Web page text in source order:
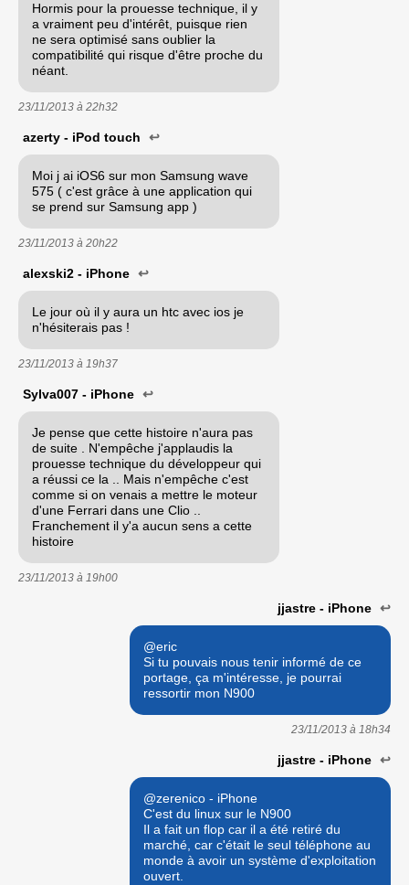
Hormis pour la prouesse technique, il y
a vraiment peu d'intérêt, puisque rien
ne sera optimisé sans oublier la
compatibilité qui risque d'être proche du
néant.
23/11/2013 à 22h32
azerty - iPod touch ↩
Moi j ai iOS6 sur mon Samsung wave
575 ( c'est grâce à une application qui
se prend sur Samsung app )
23/11/2013 à 20h22
alexski2 - iPhone ↩
Le jour où il y aura un htc avec ios je
n'hésiterais pas !
23/11/2013 à 19h37
Sylva007 - iPhone ↩
Je pense que cette histoire n'aura pas
de suite . N'empêche j'applaudis la
prouesse technique du développeur qui
a réussi ce la .. Mais n'empêche c'est
comme si on venais a mettre le moteur
d'une Ferrari dans une Clio ..
Franchement il y'a aucun sens a cette
histoire
23/11/2013 à 19h00
jjastre - iPhone ↩
@eric
Si tu pouvais nous tenir informé de ce
portage, ça m'intéresse, je pourrai
ressortir mon N900
23/11/2013 à 18h34
jjastre - iPhone ↩
@zerenico - iPhone
C'est du linux sur le N900
Il a fait un flop car il a été retiré du
marché, car c'était le seul téléphone au
monde à avoir un système d'exploitation
ouvert.